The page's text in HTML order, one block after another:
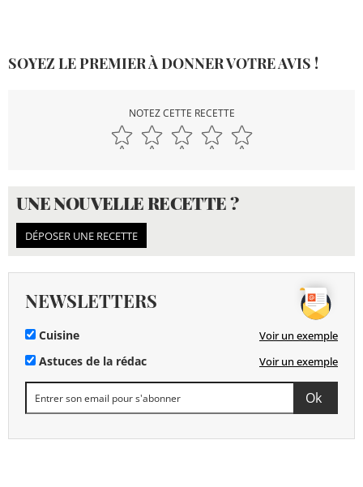
SOYEZ LE PREMIER À DONNER VOTRE AVIS !
NOTEZ CETTE RECETTE
UNE NOUVELLE RECETTE ?
DÉPOSER UNE RECETTE
NEWSLETTERS
Cuisine Voir un exemple
Astuces de la rédac Voir un exemple